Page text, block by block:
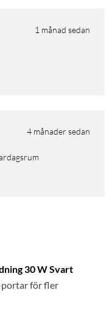
1 månad sedan
4 månader sedan
30 W Svart
portar för fler